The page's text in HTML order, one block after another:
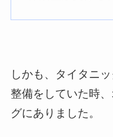
しかも、タイタニ
整備をしていた時
グにありました。